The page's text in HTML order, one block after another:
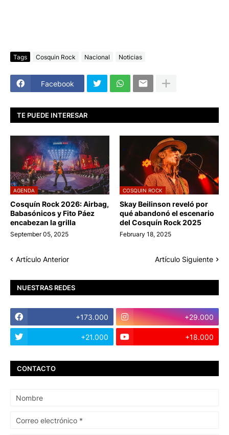
Tags Cosquin Rock Nacional Noticias
Facebook
TE PUEDE INTERESAR
AGENDA
Cosquín Rock 2026: Airbag,
Babasónicos y Fito Páez
encabezan la grilla
September 05, 2025
COSQUIN ROCK
Skay Beilinson reveló por
qué abandonó el escenario
del Cosquín Rock 2025
February 18, 2025
Artículo Anterior Artículo Siguiente
NUESTRAS REDES
+173.000 +29.000
+21.000 +18.000
CONTACTO